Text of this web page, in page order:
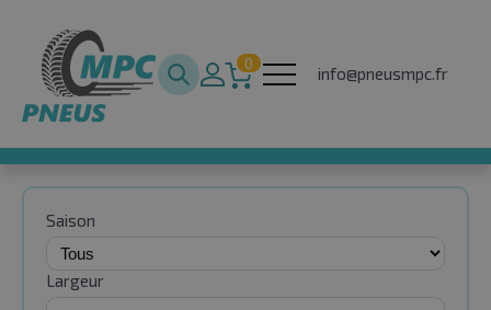
0
info@pneusmpc.fr
Saison
Largeur